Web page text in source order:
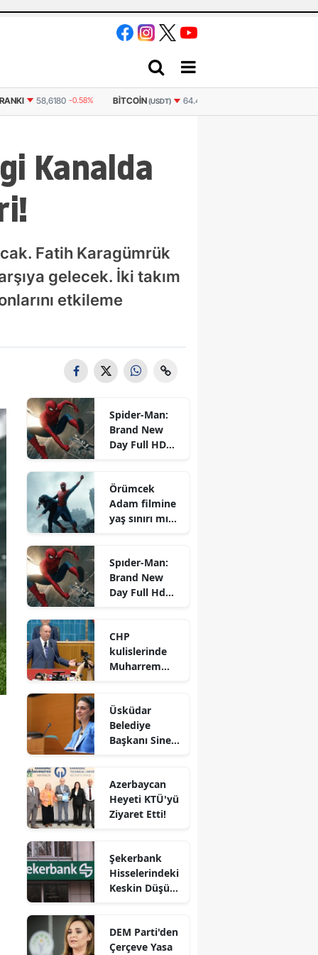
(USDT) 64.454,14 -0.665% BITCOIN(TL) 3.064.641
Kanalda
Fatih Karagümrük
gelecek. İki takım
etkileme
Spider-Man:
Brand New
Day Full HD
Altyazılı)
Spider-Man:
Brand New
izlenir
Örümcek
Adam filmine
yaş sınırı mı
New Day yaş
sınırı kaç?
Spıder-Man:
Brand New
Day Full Hd
CHP
kulislerinde
Muharrem
başkanlığa mı
hazırlanıyor?
Üsküdar
Belediye
Başkanı Sinem
tutuklandı!
Azerbaycan
Heyeti KTÜ'yü
Ziyaret Etti!
Şekerbank
Hisselerindeki
Keskin Düşüş
Aydınlatma
Platformu'na
DEM Parti'den
Çerçeve Yasa